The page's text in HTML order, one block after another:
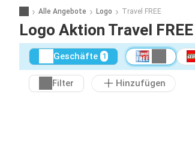
Alle Angebote Logo Travel FREE
Logo Aktion Travel FREE
Geschäfte 1
Filter Hinzufügen